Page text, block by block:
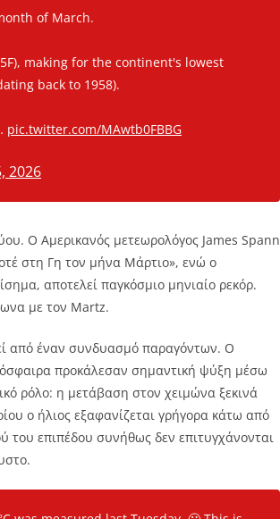
of March.
making for the continent's lowest
back to 1958).
pic.twitter.com/MAwtb0FBBG
2026
Ο Αμερικανός μετεωρολόγος James Spann
στη Γη τον μήνα Μάρτιο», ενώ ο
αποτελεί παγκόσμιο μηνιαίο ρεκόρ.
με τον Martz.
από έναν συνδυασμό παραγόντων. Ο
προκάλεσαν σημαντική ψύξη μέσω
ρόλο: η μετάβαση στον χειμώνα ξεκινά
ο ήλιος εξαφανίζεται γρήγορα κάτω από
του επιπέδου συνήθως δεν επιτυγχάνονται